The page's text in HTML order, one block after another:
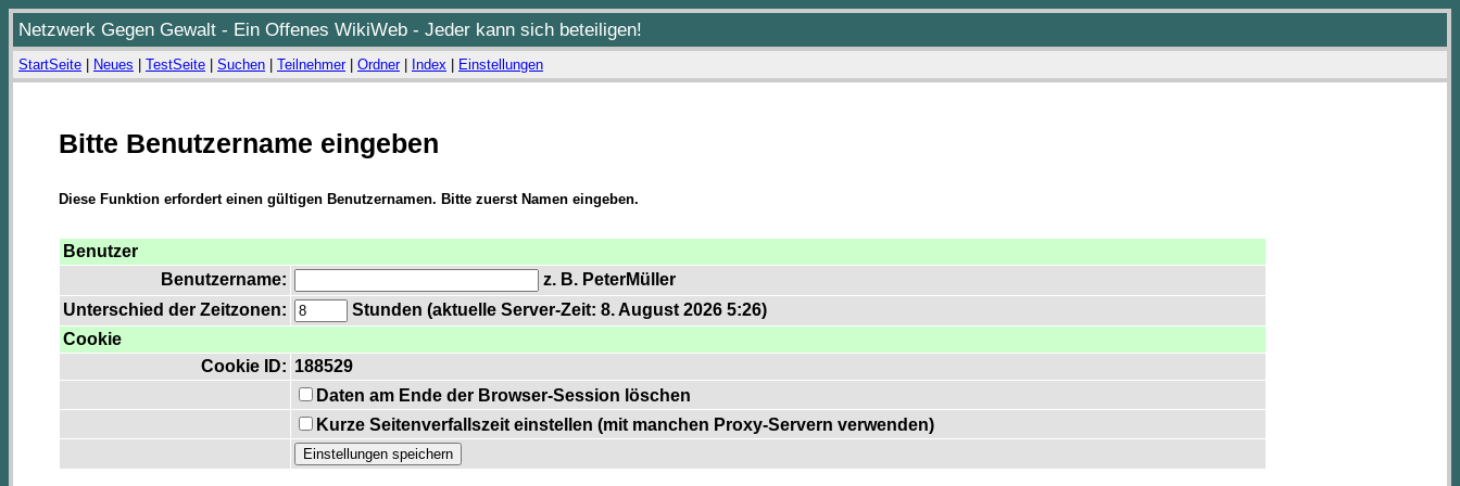
Netzwerk Gegen Gewalt - Ein Offenes WikiWeb - Jeder kann sich beteiligen!
StartSeite Neues TestSeite Suchen Teilnehmer| Ordner| Index Einstellungen
Bitte Benutzername eingeben
Diese Funktion erfordert einen gültigen Benutzernamen. Bitte zuerst Namen eingeben.
Benutzer
Benutzername:
z. B. PeterMüller
Unterschied der Zeitzonen:
Stunden (aktuelle Server-Zeit: 8. August 2026 5:26)
Cookie
Cookie ID: 188529
Daten am Ende der Browser-Session löschen
Kurze Seitenverfallszeit einstellen (mit manchen Proxy-Servern verwenden)